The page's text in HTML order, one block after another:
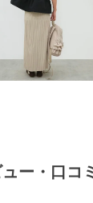
ー・口コ